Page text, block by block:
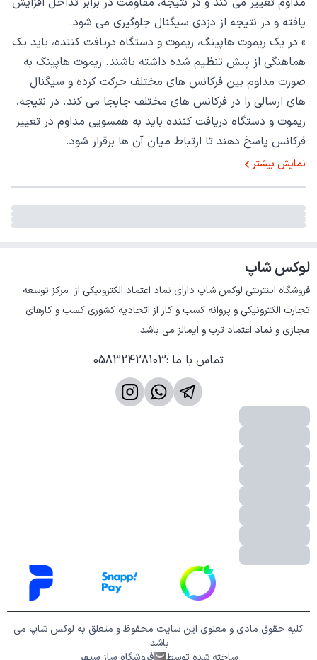
یافته و در نتیجه از دزدی سیگنال جلوگیری می شود.
» در یک ریموت هاپینگ، ریموت و دستگاه دریافت کننده، باید یک
هماهنگی از پیش تنظیم شده داشته باشند. ریموت هاپینگ به
صورت مداوم بین فرکانس های مختلف حرکت کرده و سیگنال
های ارسالی را در فرکانس های مختلف جابجا می کند. در نتیجه،
ریموت و دستگاه دریافت کننده باید به همسویی مداوم در تغییر
فرکانس پاسخ دهند تا ارتباط میان آن ها برقرار شود.
با تغییر مداوم فرکانس ارسالی، برخی از مشکلات تداخلی که
ممکن است توسط افراد دیگر یا دستگاه های الکترونیکی مشابه
ایجاد شود، به حداقل می رسد. این موضوع به معنای افزایش
امنیت در انتقال اطلاعات و کاهش احتمال دسترسی غیرمجاز به
» بنابراین، استفاده از ریموت هاپینگ می تواند به طور قابل
توجهی امنیت درب ها و سیستم های کنترلی را افزایش دهد.
نمایش بیشتر
لوکس شاپ
مجازی و نماد اعتماد ترب و ایمالز می باشد.
تماس با ما :
05832428103
کلیه حقوق مادی و معنوی این سایت محفوظ و متعلق به لوکس شاپ می
باشد.